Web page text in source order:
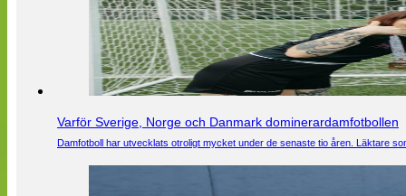
Varför Sverige, Norge och Danmark dominerardamfotbollen
Damfotboll har utvecklats otroligt mycket under de senaste tio åren. Läktare